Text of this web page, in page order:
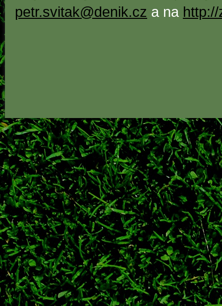
petr.svitak@denik.cz a na